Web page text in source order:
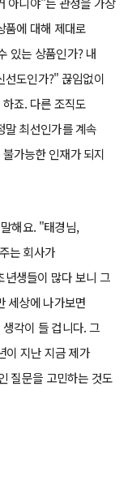
품에 대해 제대로
있는 상품인가? 내
선도인가?" 끊임없이
죠. 다른 조직도
말 최선인가를 계속
가능한 인재가 되지
해요. "태경님,
는 회사가
생들이 많다 보니 그
세상에 나가보면
각이 들 겁니다. 그
이 지난 지금 제가
질문을 고민하는 것도